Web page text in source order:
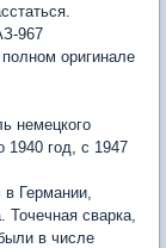
967
оригинале
немецкого
1940 год, с 1947
Германии,
сварка,
в числе